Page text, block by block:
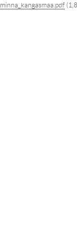
minna_kangasmaa.pdf